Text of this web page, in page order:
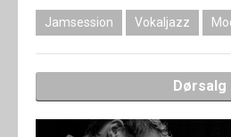
Jamsession Vokaljazz
Dørsalg